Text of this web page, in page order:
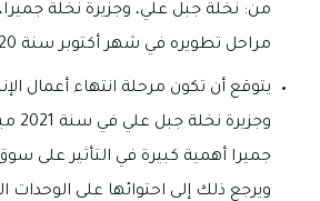
من: نخلة جبل علي، وجزيرة نخلة جميرا،
مراحل تطويره في شهر أكتوبر سنة 2020 ميلادية.
يتوقع أن تكون مرحلة انتهاء أعمال
جميرا أهمية كبيرة في التأثير على
ويرجع ذلك إلى احتوائها على الوحدات